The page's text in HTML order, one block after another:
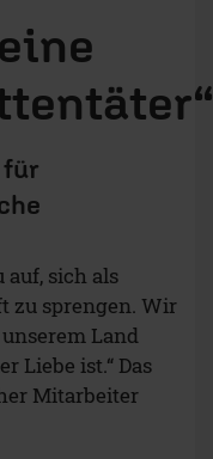
für
auf, sich als
zu sprengen. Wir
Land
Liebe ist.“ Das
Mitarbeiter